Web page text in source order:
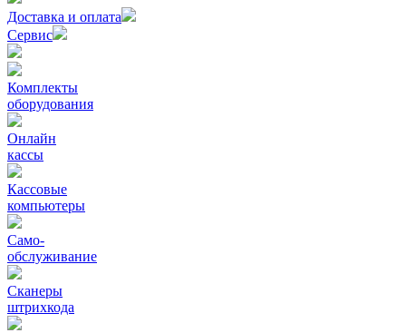
Доставка и оплата
Сервис
Комплекты
оборудования
Онлайн
кассы
Кассовые
компьютеры
Само-
обслуживание
Сканеры
штрихкода